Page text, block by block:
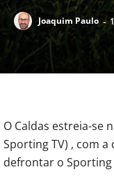
Joaquim Paulo -
O Caldas estreia-se
Sporting TV) , com a
defrontar o Sporting